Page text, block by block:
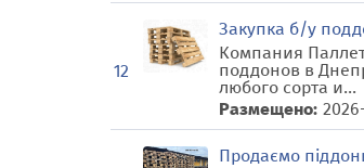
12
Закупка б/у
Компания
поддонов в
любого сорта и...
Размещено:
Продаємо